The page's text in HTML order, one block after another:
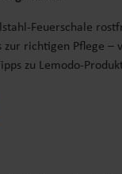
Feuerschale
richtigen Pflege –
zu Lemodo-